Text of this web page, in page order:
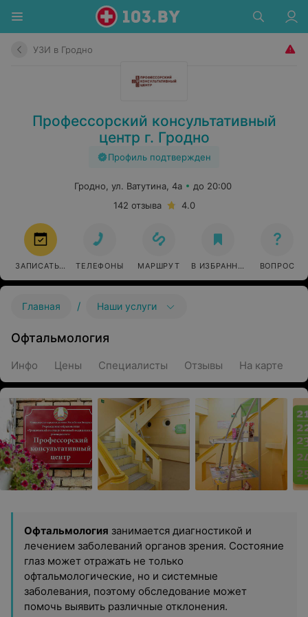
УЗИ в Гродно
Профессорский консультативный
центр г. Гродно
Профиль подтвержден
Гродно, ул. Ватутина, 4а
до 20:00
142 отзыва
4.0
ЗАПИСАТЬСЯ ТЕЛЕФОНЫ МАРШРУТ В ИЗБРАННОЕ ВОПРОС
Главная / Наши услуги
Офтальмология
Инфо Цены Специалисты Отзывы На карте
Офтальмология занимается диагностикой и
лечением заболеваний органов зрения. Состояние
глаз может отражать не только
офтальмологические, но и системные
заболевания, поэтому обследование может
помочь выявить различные отклонения.